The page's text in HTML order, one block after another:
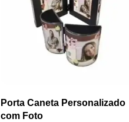
Porta Caneta Personalizado
com Foto